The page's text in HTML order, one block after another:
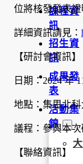
課程資
訊
招生資
訊
成果發
表
活動集
錦
大
位將核發發表證
詳細資訊請見：
【研討會資訊】
日期：2024 年
地點：集思北
議程：參與本
【聯絡資訊】